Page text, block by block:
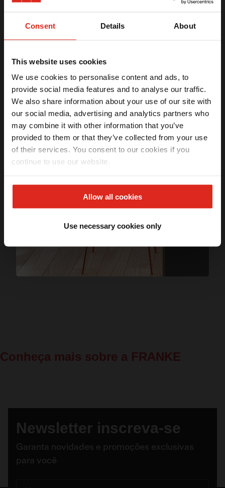
Consent Details About
This website uses cookies
We use cookies to personalise content and ads, to
provide social media features and to analyse our traffic.
We also share information about your use of our site with
our social media, advertising and analytics partners who
may combine it with other information that you’ve
provided to them or that they’ve collected from your use
of their services. You consent to our cookies if you
continue to use our website.
Allow all cookies
Use necessary cookies only
R$ 333,10
ESGOTADO
Conheça mais sobre a FRANKE
Newsletter inscreva-se
Garanta novidades e promoções exclusivas
para você
Ganhe5% OFFna sua
primeira compra
Receba seu benefício exclusivo por email.
*Válido apenas na primeira compra.